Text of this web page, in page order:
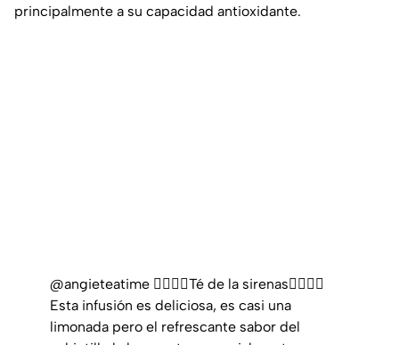
principalmente a su capacidad antioxidante.
@angieteatime 🧜‍♀️🧜‍♂️Té de la sirenas🧜‍♀️🧜‍♂️
Esta infusión es deliciosa, es casi una
limonada pero el refrescante sabor del